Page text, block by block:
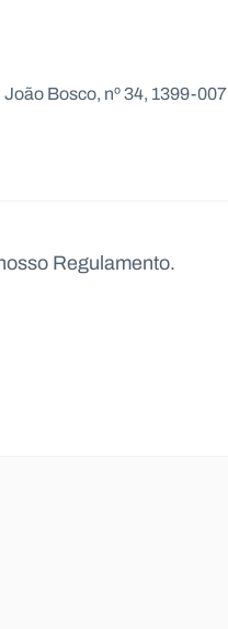
Bosco, nº 34, 1399-
Regulamento.